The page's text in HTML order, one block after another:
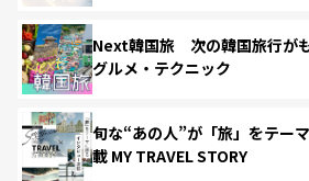
Next韓国旅 次の韓国旅行が
グルメ・テクニック
旬な“あの人”が「旅」をテー
載 MY TRAVEL STORY